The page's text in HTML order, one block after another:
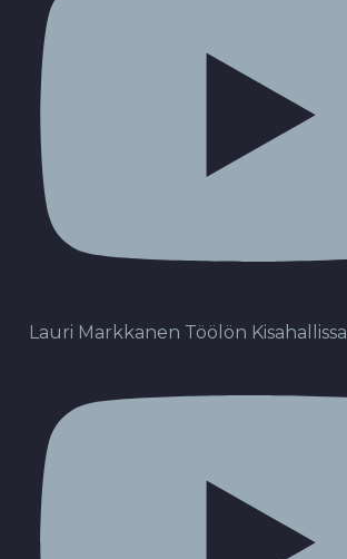
Lauri Markkanen Töölön Kisahallissa